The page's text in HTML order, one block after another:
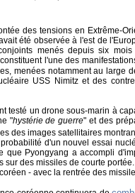
des tensions en Extrême-
été observée à l'est de
menés depuis six
l'une des
menées notamment au large
USS Nimitz et des
testé un drone sous-marin à
"hystérie de guerre" et des
des images satellitaires
d'un nouvel essai
Pyongyang a accompli
des missiles de courte
- avec la rentrée des